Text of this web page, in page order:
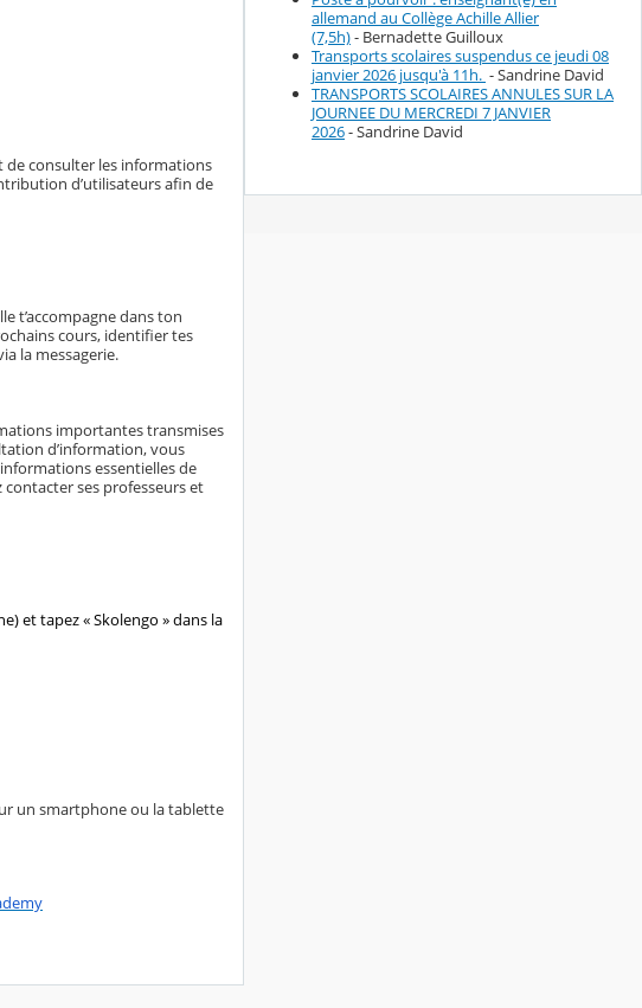
de consulter les informations
d’utilisateurs afin de
t’accompagne dans ton
cours, identifier tes
la messagerie.
importantes transmises
d’information, vous
essentielles de
ses professeurs et
et tapez « Skolengo » dans la
un smartphone ou la tablette
allemand au Collège Achille Allier
(7,5h)- Bernadette Guilloux
Transports scolaires suspendus ce jeudi 08
janvier 2026 jusqu'à 11h. - Sandrine David
TRANSPORTS SCOLAIRES ANNULES SUR LA
JOURNEE DU MERCREDI 7 JANVIER
2026- Sandrine David